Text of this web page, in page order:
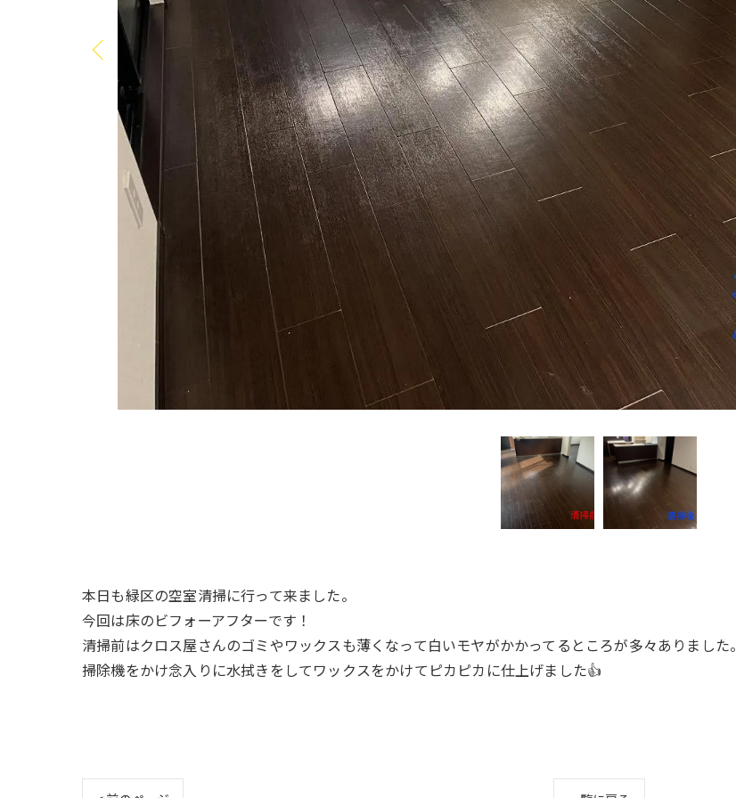
本日も緑区の空室清掃に行って来ました。
今回は床のビフォーアフターです！
清掃前はクロス屋さんのゴミやワックスも薄くなって白いモヤがかかってるところが多々ありました。
掃除機をかけ念入りに水拭きをしてワックスをかけてピカピカに仕上げました👍